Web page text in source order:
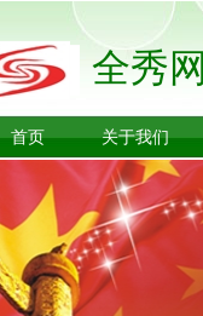
全秀网
首页 关于我们